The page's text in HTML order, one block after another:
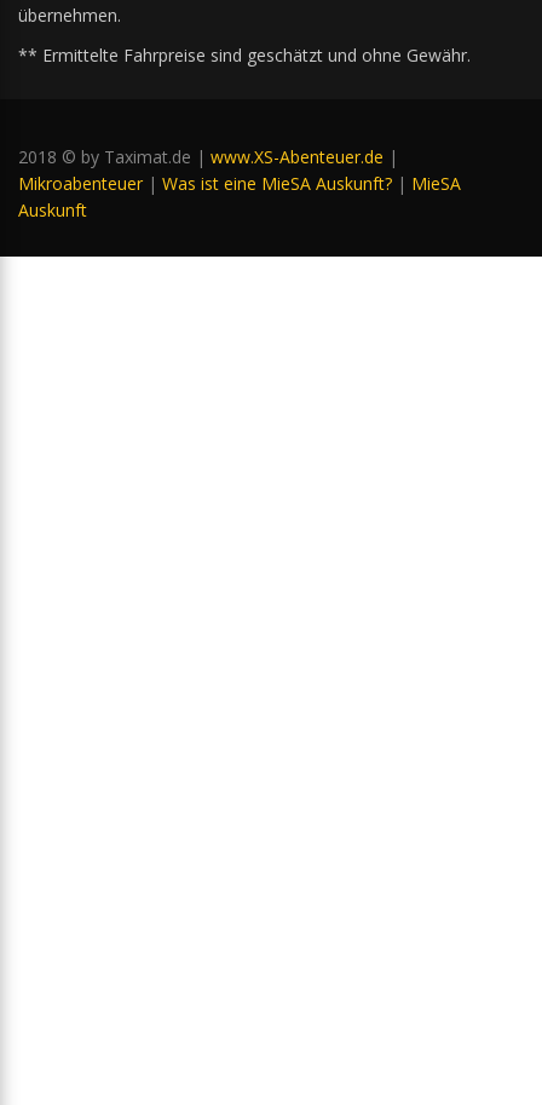
übernehmen.
** Ermittelte Fahrpreise sind geschätzt und ohne Gewähr.
2018 © by Taximat.de | www.XS-Abenteuer.de |
Mikroabenteuer | Was ist eine MieSA Auskunft? | MieSA
Auskunft